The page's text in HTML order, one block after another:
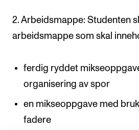
2. Arbeidsmappe: Studenten
arbeidsmappe som skal
ferdig ryddet
organisering av spor
en mikseoppgave med
fadere